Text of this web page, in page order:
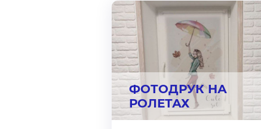
ФОТОДРУК НА
РОЛЕТАХ